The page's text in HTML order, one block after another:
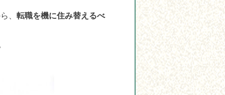
、 転職を機に住み替えるべ